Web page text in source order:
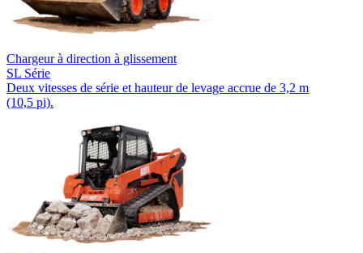
Chargeur à direction à glissement
SL Série
Deux vitesses de série et hauteur de levage accrue de 3,2 m
(10,5 pi).